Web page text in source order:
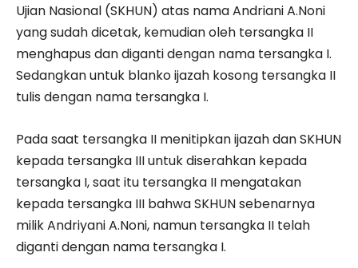
Ujian Nasional (SKHUN) atas nama Andriani A.Noni
yang sudah dicetak, kemudian oleh tersangka II
menghapus dan diganti dengan nama tersangka I.
Sedangkan untuk blanko ijazah kosong tersangka II
tulis dengan nama tersangka I.
Pada saat tersangka II menitipkan ijazah dan SKHUN
kepada tersangka III untuk diserahkan kepada
tersangka I, saat itu tersangka II mengatakan
kepada tersangka III bahwa SKHUN sebenarnya
milik Andriyani A.Noni, namun tersangka II telah
diganti dengan nama tersangka I.